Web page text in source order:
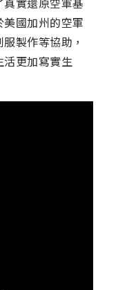
國加州的空軍
製作等協助，
更加寫實生